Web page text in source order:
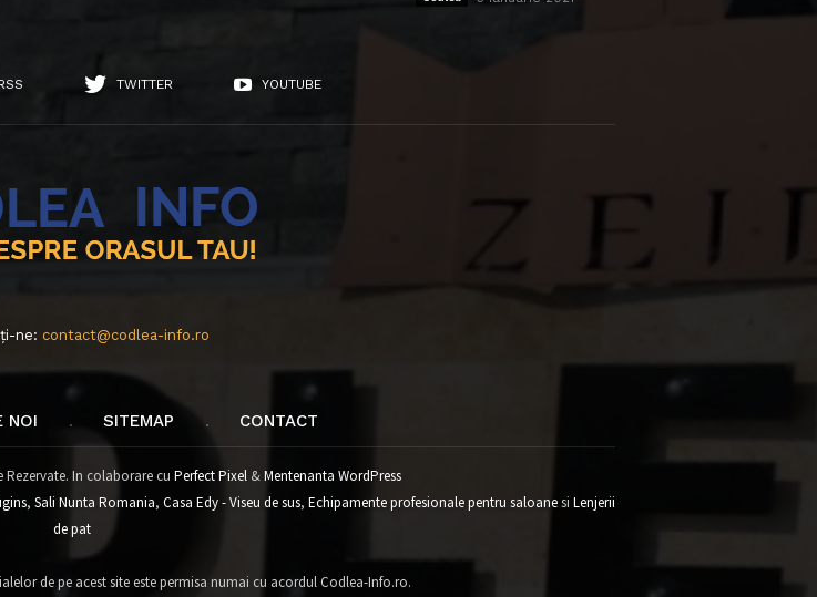
TWITTER YOUTUBE
ne: contact@codlea-info.ro
NOI SITEMAP CONTACT
Rezervate. In colaborare cu Perfect Pixel&Mentenanta WordPress
, Sali Nunta Romania, Casa Edy - Viseu de sus, Echipamente profesionale pentru saloanesi Lenjerii
de pat
de pe acest site este permisa numai cu acordul Codlea-Info.ro.